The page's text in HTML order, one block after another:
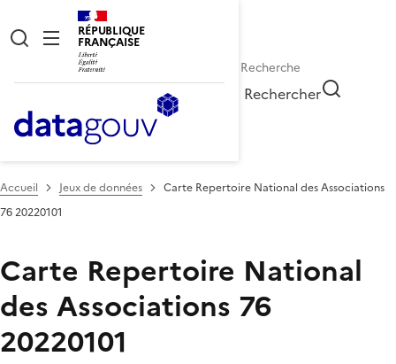
RÉPUBLIQUE
FRANÇAISE
Rechercher
Accueil Jeux de données
Carte Repertoire National des Associations
76 20220101
Carte Repertoire National
des Associations 76
20220101